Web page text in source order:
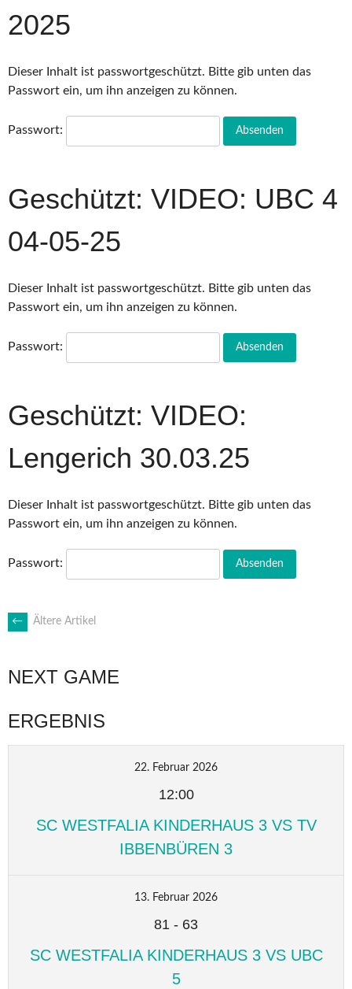
2025
Dieser Inhalt ist passwortgeschützt. Bitte gib unten das
Passwort ein, um ihn anzeigen zu können.
Passwort:
Geschützt: VIDEO: UBC 4
04-05-25
Dieser Inhalt ist passwortgeschützt. Bitte gib unten das
Passwort ein, um ihn anzeigen zu können.
Passwort:
Geschützt: VIDEO:
Lengerich 30.03.25
Dieser Inhalt ist passwortgeschützt. Bitte gib unten das
Passwort ein, um ihn anzeigen zu können.
Passwort:
BEITRAGSNAVIGATION
← Ältere Artikel
NEXT GAME
ERGEBNIS
22. Februar 2026
12:00
SC WESTFALIA KINDERHAUS 3 VS TV
IBBENBÜREN 3
13. Februar 2026
81 - 63
SC WESTFALIA KINDERHAUS 3 VS UBC
5